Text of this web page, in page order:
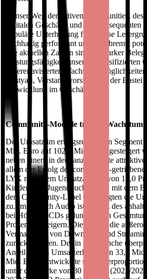
„Unser Weg der aktiven Communities, des
digitalen Geschäfte und des konsequenten
populäre Unterhaltung für diverse
nachhaltig performant und ungebremst
Die aktuellen Zahlen sind ein starker Beleg
Leistungsfähigkeit unserer diversifizierten
unserer avisierten
Dastyari, Vorstandsvorsitzender der Bastei
Entwicklung im Geschäftsjahr.
Community-Modelle treiben Wachstum
Der Umsatz im erfolgsrelevanten Segment
Mio. Euro auf 102,9 Mio. Euro gesteigert
neben einem in der ganzen Breite
allem der Erfolg des community-
LYX mit einem Umsatzanstieg von 16,0
Kinder- und Jugendbuchbereich mit dem
dem Community-Label ONE legten die
zu. Im Bereich Audio ist es trotz des
bei Hörbuch-CDs gelungen, den
Prozent zu steigern. Dies ist auf die
Vermarktung von Download- und
zurückzuführen. Der in der Branche
Anteil an den Umsatzerlösen von 33,0
Mio. Euro) entwickelte sich
unter die Marke von 30 Prozent (2023/